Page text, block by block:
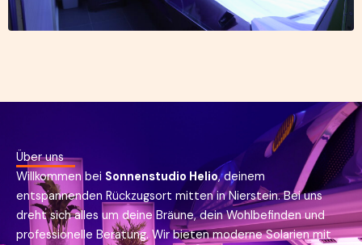
Über uns
Willkommen bei Sonnenstudio Helio, deinem
entspannenden Rückzugsort mitten in Nierstein. Bei uns
dreht sich alles um deine Bräune, dein Wohlbefinden und
professionelle Beratung. Wir bieten moderne Solarien mit